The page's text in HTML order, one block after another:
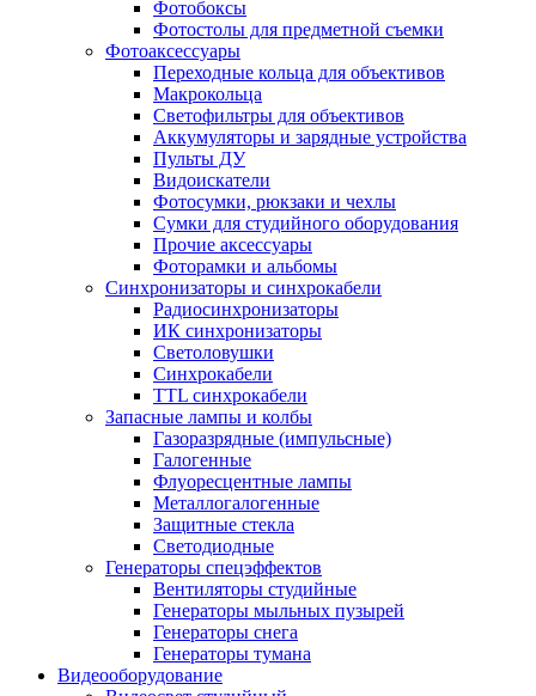
Фотобоксы
Фотостолы для предметной съемки
Фотоаксессуары
Переходные кольца для объективов
Макрокольца
Светофильтры для объективов
Аккумуляторы и зарядные устройства
Пульты ДУ
Видоискатели
Фотосумки, рюкзаки и чехлы
Сумки для студийного оборудования
Прочие аксессуары
Фоторамки и альбомы
Синхронизаторы и синхрокабели
Радиосинхронизаторы
ИК синхронизаторы
Светоловушки
Синхрокабели
TTL синхрокабели
Запасные лампы и колбы
Газоразрядные (импульсные)
Галогенные
Флуоресцентные лампы
Металлогалогенные
Защитные стекла
Светодиодные
Генераторы спецэффектов
Вентиляторы студийные
Генераторы мыльных пузырей
Генераторы снега
Генераторы тумана
Видеооборудование